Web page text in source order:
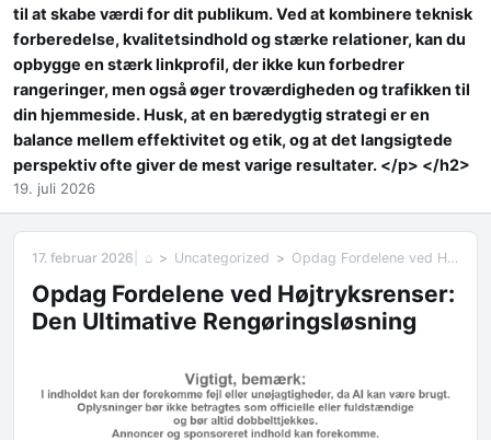
til at skabe værdi for dit publikum. Ved at kombinere teknisk
forberedelse, kvalitetsindhold og stærke relationer, kan du
opbygge en stærk linkprofil, der ikke kun forbedrer
rangeringer, men også øger troværdigheden og trafikken til
din hjemmeside. Husk, at en bæredygtig strategi er en
balance mellem effektivitet og etik, og at det langsigtede
perspektiv ofte giver de mest varige resultater. </p> </h2>
19. juli 2026
17. februar 2026 ⌂ Uncategorized Opdag Fordelene ved Højtryksrenser: Den Ultimative Rengøringsløsning
Opdag Fordelene ved Højtryksrenser:
Den Ultimative Rengøringsløsning